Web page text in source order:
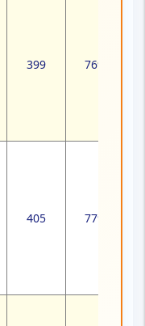
399 769
405 779